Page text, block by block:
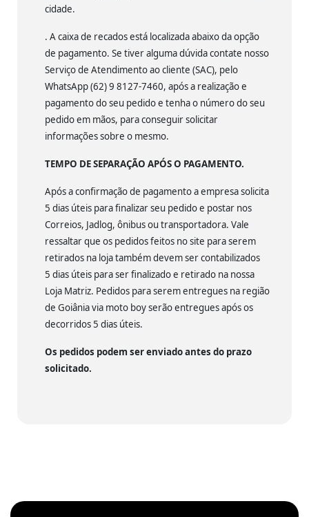
cidade.
. A caixa de recados está localizada abaixo da opção
de pagamento. Se tiver alguma dúvida contate nosso
Serviço de Atendimento ao cliente (SAC), pelo
WhatsApp (62) 9 8127-7460, após a realização e
pagamento do seu pedido e tenha o número do seu
pedido em mãos, para conseguir solicitar
informações sobre o mesmo.
TEMPO DE SEPARAÇÃO APÓS O PAGAMENTO.
Após a confirmação de pagamento a empresa solicita
5 dias úteis para finalizar seu pedido e postar nos
Correios, Jadlog, ônibus ou transportadora. Vale
ressaltar que os pedidos feitos no site para serem
retirados na loja também devem ser contabilizados
5 dias úteis para ser finalizado e retirado na nossa
Loja Matriz. Pedidos para serem entregues na região
de Goiânia via moto boy serão entregues após os
decorridos 5 dias úteis.
Os pedidos podem ser enviado antes do prazo
solicitado.